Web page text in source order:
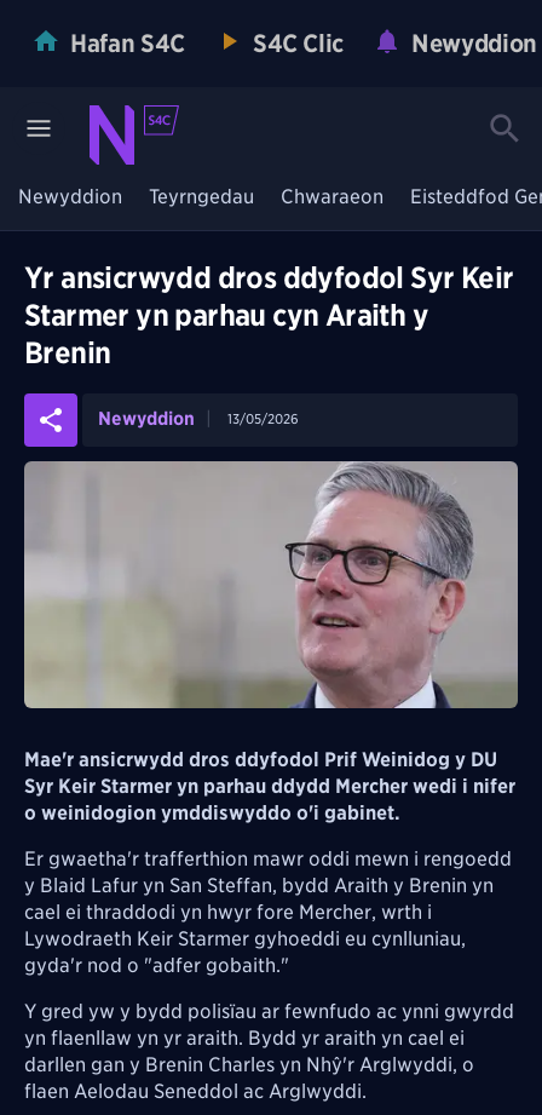
Hafan S4C S4C Clic Newyddion
Newyddion Teyrngedau Chwaraeon Eisteddfod
Yr ansicrwydd dros ddyfodol Syr Keir
Starmer yn parhau cyn Araith y
Brenin
Newyddion 13/05/2026
Mae'r ansicrwydd dros ddyfodol Prif Weinidog y DU
Syr Keir Starmer yn parhau ddydd Mercher wedi i nifer
o weinidogion ymddiswyddo o'i gabinet.
Er gwaetha'r trafferthion mawr oddi mewn i rengoedd
y Blaid Lafur yn San Steffan, bydd Araith y Brenin yn
cael ei thraddodi yn hwyr fore Mercher, wrth i
Lywodraeth Keir Starmer gyhoeddi eu cynlluniau,
gyda'r nod o "adfer gobaith."
Y gred yw y bydd polisïau ar fewnfudo ac ynni gwyrdd
yn flaenllaw yn yr araith. Bydd yr araith yn cael ei
darllen gan y Brenin Charles yn Nhŷ'r Arglwyddi, o
flaen Aelodau Seneddol ac Arglwyddi.